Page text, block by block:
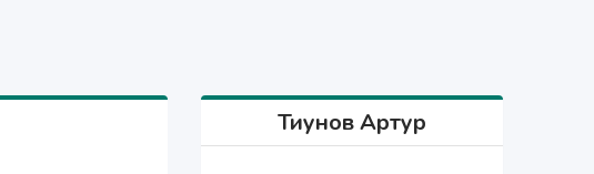
Тиунов Артур